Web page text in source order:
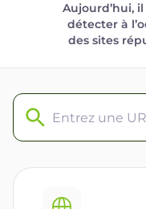
Aujourd’hui,
détecter à
des sites